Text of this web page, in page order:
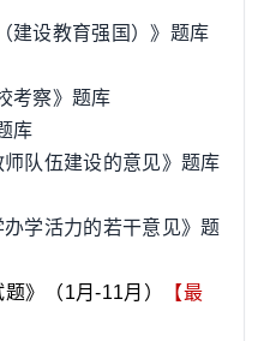
建设教育强国）》题库
考察》题库
库
师队伍建设的意见》题库
办学活力的若干意见》题
》（1月-11月）
【最